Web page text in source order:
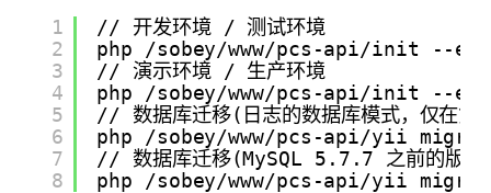
1
2
3
4
5
6
7
8
// 开发环境 / 测试环境
php /sobey/www/pcs-api/init --
// 演示环境 / 生产环境
php /sobey/www/pcs-api/init --
// 数据库迁移(日志的数据库模式，仅在第
php /sobey/www/pcs-api/yii
// 数据库迁移(MySQL 5.7.7 之前的版
php /sobey/www/pcs-api/yii